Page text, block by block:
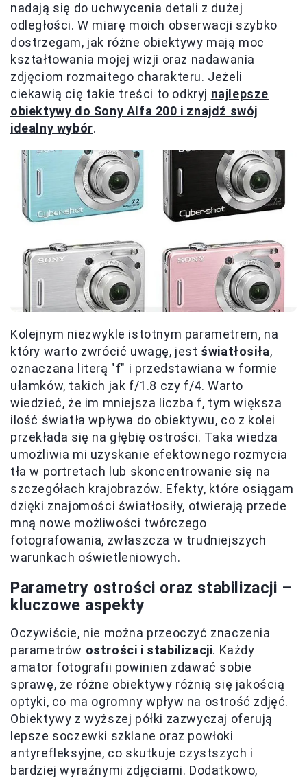
nadają się do uchwycenia detali z dużej
odległości. W miarę moich obserwacji szybko
dostrzegam, jak różne obiektywy mają moc
kształtowania mojej wizji oraz nadawania
zdjęciom rozmaitego charakteru. Jeżeli
ciekawią cię takie treści to odkryj najlepsze
obiektywy do Sony Alfa 200 i znajdź swój
idealny wybór.
Kolejnym niezwykle istotnym parametrem, na
który warto zwrócić uwagę, jest światłosiła,
oznaczana literą "f" i przedstawiana w formie
ułamków, takich jak f/1.8 czy f/4. Warto
wiedzieć, że im mniejsza liczba f, tym większa
ilość światła wpływa do obiektywu, co z kolei
przekłada się na głębię ostrości. Taka wiedza
umożliwia mi uzyskanie efektownego rozmycia
tła w portretach lub skoncentrowanie się na
szczegółach krajobrazów. Efekty, które osiągam
dzięki znajomości światłosiły, otwierają przede
mną nowe możliwości twórczego
fotografowania, zwłaszcza w trudniejszych
warunkach oświetleniowych.
Parametry ostrości oraz stabilizacji –
kluczowe aspekty
Oczywiście, nie można przeoczyć znaczenia
parametrów ostrości i stabilizacji. Każdy
amator fotografii powinien zdawać sobie
sprawę, że różne obiektywy różnią się jakością
optyki, co ma ogromny wpływ na ostrość zdjęć.
Obiektywy z wyższej półki zazwyczaj oferują
lepsze soczewki szklane oraz powłoki
antyrefleksyjne, co skutkuje czystszych i
bardziej wyraźnymi zdjęciami. Dodatkowo,